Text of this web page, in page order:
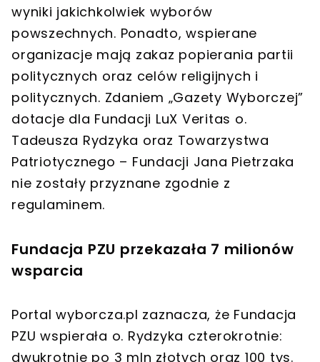
wyniki jakichkolwiek wyborów
powszechnych. Ponadto, wspierane
organizacje mają zakaz popierania partii
politycznych oraz celów religijnych i
politycznych. Zdaniem „Gazety Wyborczej”
dotacje dla Fundacji LuX Veritas o.
Tadeusza Rydzyka oraz Towarzystwa
Patriotycznego – Fundacji Jana Pietrzaka
nie zostały przyznane zgodnie z
regulaminem.
Fundacja PZU przekazała 7 milionów
wsparcia
Portal wyborcza.pl zaznacza, że Fundacja
PZU wspierała o. Rydzyka czterokrotnie:
dwukrotnie po 3 mln złotych oraz 100 tys.